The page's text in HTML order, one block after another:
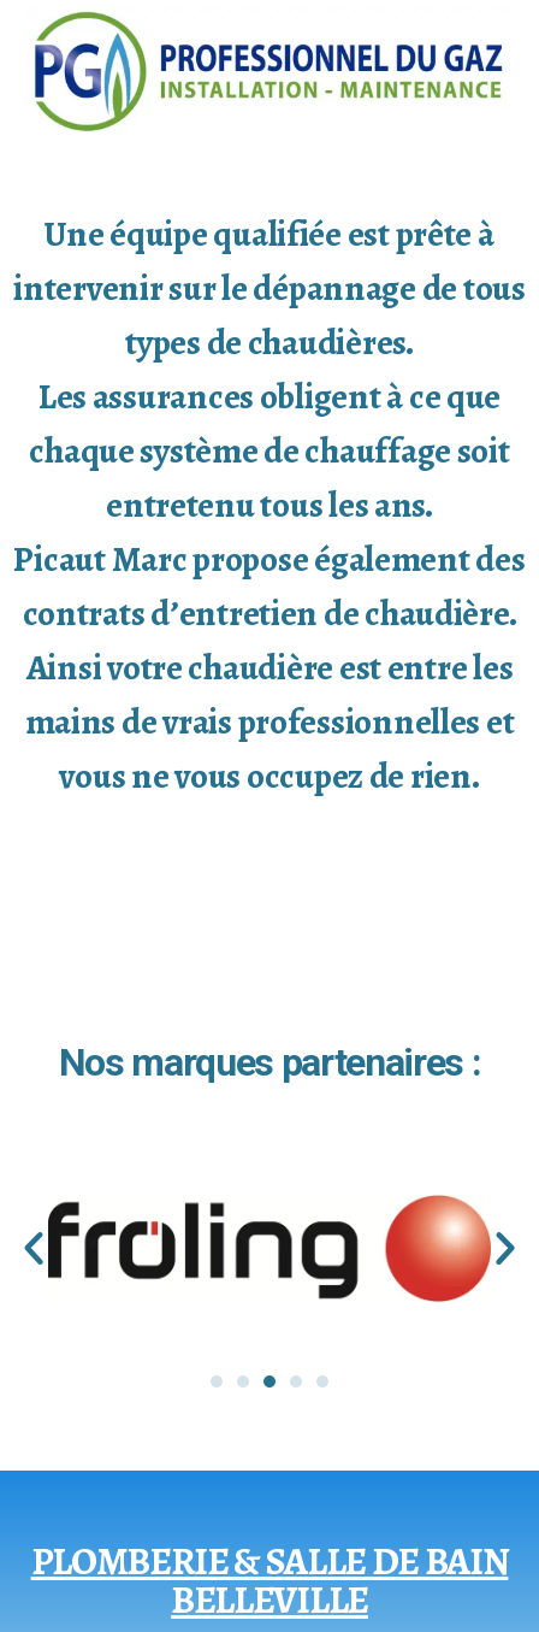
Une équipe qualifiée est prête à
intervenir sur le dépannage de tous
types de chaudières.
Les assurances obligent à ce que
chaque système de chauffage soit
entretenu tous les ans.
Picaut Marc propose également des
contrats d’entretien de chaudière.
Ainsi votre chaudière est entre les
mains de vrais professionnelles et
vous ne vous occupez de rien.
Nos marques partenaires :
PLOMBERIE & SALLE DE BAIN
BELLEVILLE